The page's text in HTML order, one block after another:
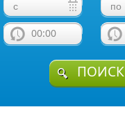
00:00
ПОИСК